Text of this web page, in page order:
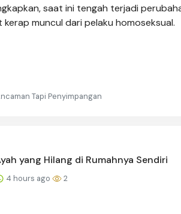
saat ini tengah terjadi
muncul dari pelaku homoseksual.
Tapi Penyimpangan
yang Hilang di Rumahnya Sendiri
4 hours ago 2